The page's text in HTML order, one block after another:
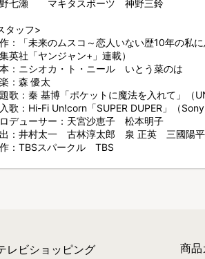
七瀬 マキタスポーツ 神野三鈴
タッフ>
：「未来のムスコ～恋人いない歴10年の私
集英社「ヤンジャン+」連載）
：ニシオカ・ト・ニール いとう菜のは
：森 優太
歌：秦 基博「ポケットに魔法を入れて」（
歌：Hi-Fi Un!corn「SUPER DUPER」（
デューサー：天宮沙恵子 松本明子
：井村太一 古林淳太郎 泉 正英 三國陽平
：TBSスパークル TBS
レビショッピング 商品